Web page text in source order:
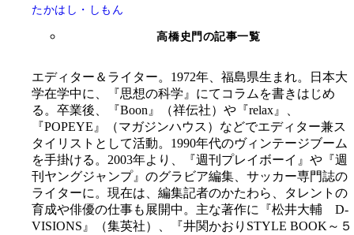
たかはし・しもん
高橋史門の記事一覧
エディター＆ライター。1972年、福島県生まれ。日本大
学在学中に、『思想の科学』にてコラムを書きはじめ
る。卒業後、『Boon』（祥伝社）や『relax』、
『POPEYE』（マガジンハウス）などでエディター兼ス
タイリストとして活動。1990年代のヴィンテージブーム
を手掛ける。2003年より、『週刊プレイボーイ』や『週
刊ヤングジャンプ』のグラビア編集、サッカー専門誌の
ライターに。現在は、編集記者のかたわら、タレントの
育成や俳優の仕事も展開中。主な著作に『松井大輔 D-
VISIONS』（集英社）、『井関かおりSTYLE BOOK～５